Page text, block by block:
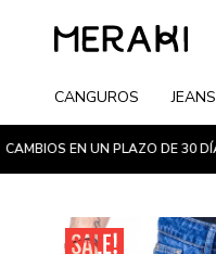
CANGUROS JEANS
EN UN PLAZO DE 30 DÍAS